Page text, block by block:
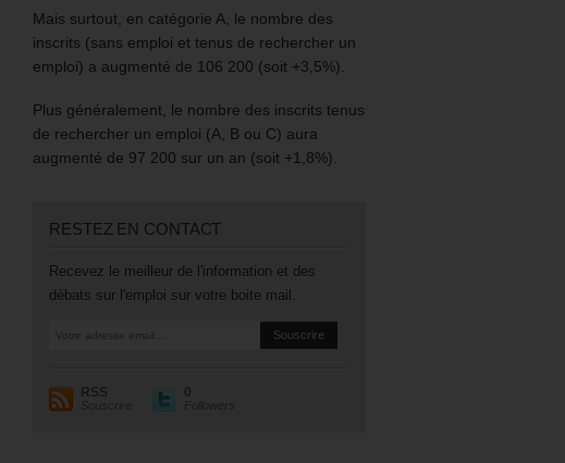
Mais surtout, en catégorie A, le nombre des
inscrits (sans emploi et tenus de rechercher un
emploi) a augmenté de 106 200 (soit +3,5%).
Plus généralement, le nombre des inscrits tenus
de rechercher un emploi (A, B ou C) aura
augmenté de 97 200 sur un an (soit +1,8%).
RESTEZ EN CONTACT
Recevez le meilleur de l'information et des
débats sur l'emploi sur votre boite mail.
RSS
Souscrire
0
Followers